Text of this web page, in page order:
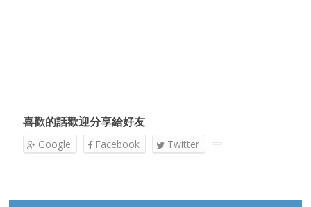
喜歡的話歡迎分享給好友
Google Facebook Twitter